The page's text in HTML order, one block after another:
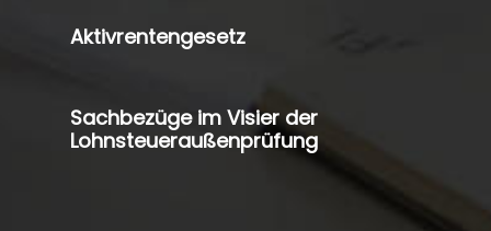
Aktivrentengesetz
Sachbezüge im Visier der
Lohnsteueraußenprüfung